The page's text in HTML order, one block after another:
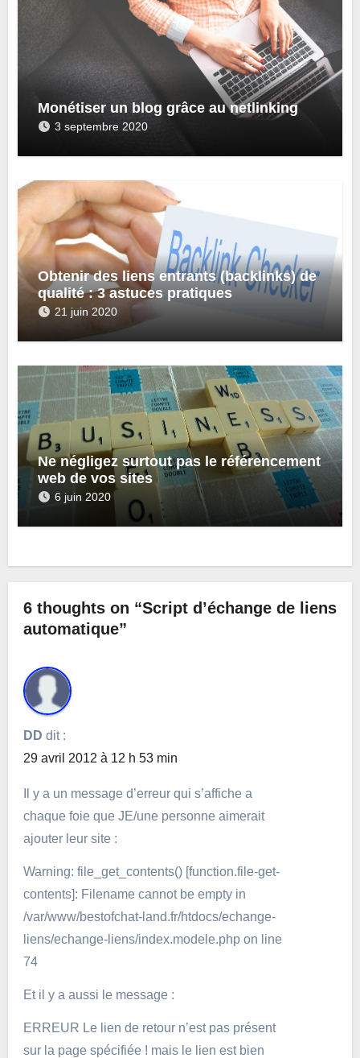
Monétiser un blog grâce au netlinking
3 septembre 2020
Obtenir des liens entrants (backlinks) de
qualité : 3 astuces pratiques
21 juin 2020
Ne négligez surtout pas le référencement
web de vos sites
6 juin 2020
6 thoughts on “Script d’échange de liens
automatique”
DD dit :
29 avril 2012 à 12 h 53 min
Il y a un message d’erreur qui s’affiche a
chaque foie que JE/une personne aimerait
ajouter leur site :
Warning: file_get_contents() [function.file-get-
contents]: Filename cannot be empty in
/var/www/bestofchat-land.fr/htdocs/echange-
liens/echange-liens/index.modele.php on line
74
Et il y a aussi le message :
ERREUR Le lien de retour n’est pas présent
sur la page spécifiée ! mais le lien est bien